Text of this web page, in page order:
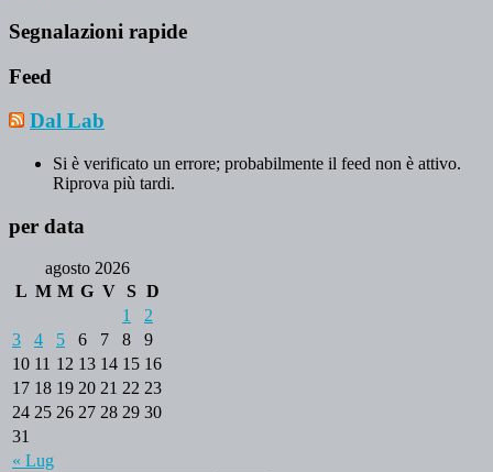
Segnalazioni rapide
Feed
Dal Lab
Si è verificato un errore; probabilmente il feed non è attivo.
Riprova più tardi.
per data
agosto 2026
L M M G V S D
« Lug
1
2
3
4 5 6 7 8
9
10 11 12 13 14 15 16
17 18 19 20 21 22 23
24 25 26 27 28 29 30
31